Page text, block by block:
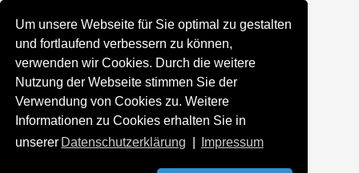
Um unsere Webseite für Sie optimal zu gestalten
und fortlaufend verbessern zu können,
verwenden wir Cookies. Durch die weitere
Nutzung der Webseite stimmen Sie der
Verwendung von Cookies zu. Weitere
Informationen zu Cookies erhalten Sie in
unserer Datenschutzerklärung Impressum